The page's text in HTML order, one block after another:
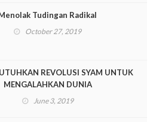
Tudingan Radikal
October 27, 2019
REVOLUSI SYAM UNTUK
MENGALAHKAN DUNIA
June 3, 2019